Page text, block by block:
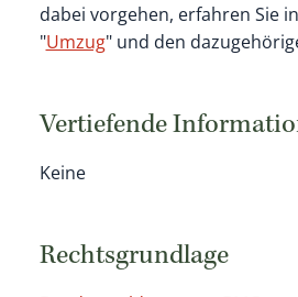
dabei vorgehen, erfahren Sie
"Umzug" und den
Vertiefende
Keine
Rechtsgrundlage